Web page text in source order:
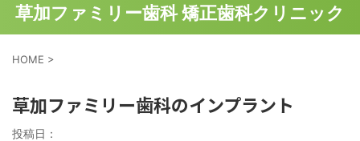
草加ファミリー歯科 矯正歯科クリニック
HOME >
草加ファミリー歯科のインプラント
投稿日：